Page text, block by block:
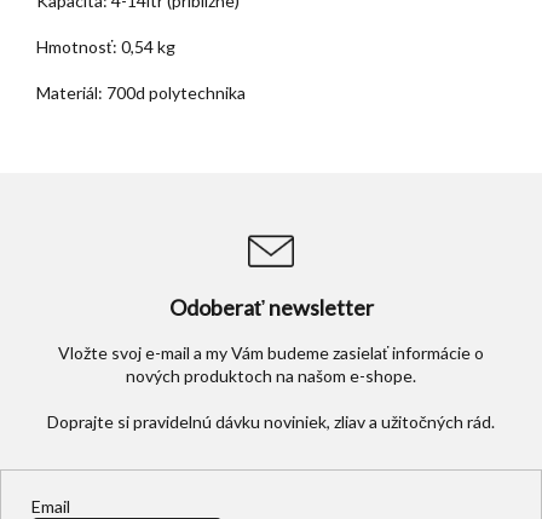
Hmotnosť: 0,54 kg
Materiál: 700d polytechnika
Odoberať newsletter
Vložte svoj e-mail a my Vám budeme zasielať informácie o
nových produktoch na našom e-shope.
Email